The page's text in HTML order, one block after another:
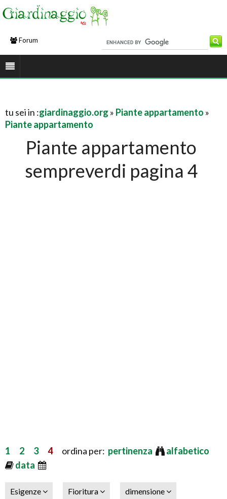
Forum
tu sei in :giardinaggio.org » Piante appartamento »
Piante appartamento
Piante appartamento
sempreverdi pagina 4
1 2 3 4ordina per: pertinenza
alfabetico
data
Esigenze Fioritura
dimensione